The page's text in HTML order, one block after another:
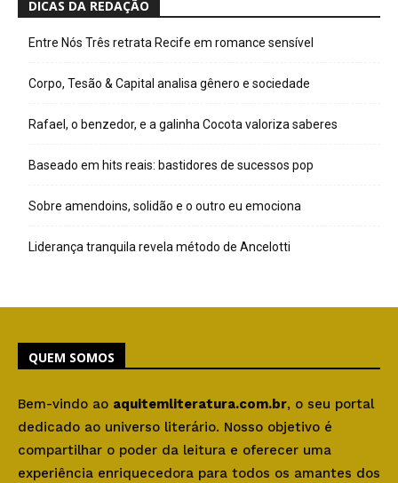
DICAS DA REDAÇÃO
Entre Nós Três retrata Recife em romance sensível
Corpo, Tesão & Capital analisa gênero e sociedade
Rafael, o benzedor, e a galinha Cocota valoriza saberes
Baseado em hits reais: bastidores de sucessos pop
Sobre amendoins, solidão e o outro eu emociona
Liderança tranquila revela método de Ancelotti
QUEM SOMOS
Bem-vindo ao aquitemliteratura.com.br, o seu portal
dedicado ao universo literário. Nosso objetivo é
compartilhar o poder da leitura e oferecer uma
experiência enriquecedora para todos os amantes dos